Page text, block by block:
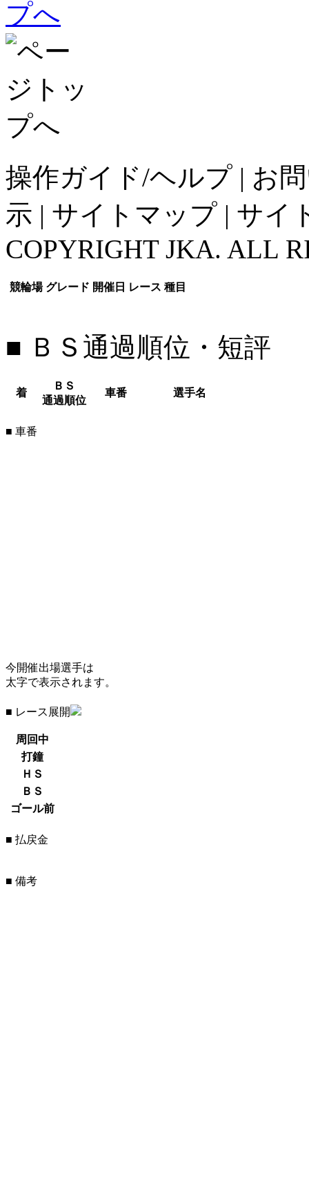
操作ガイド/ヘルプ | お
示 | サイトマップ | サイ
COPYRIGHT JKA. ALL
競輪場 グレード 開催日 レース 種目
■ ＢＳ通過順位・短評
着
ＢＳ
通過順位
車番 選手名
■ 車番
今開催出場選手は
太字で表示されます。
■ レース展開
周回中
打鐘
ＨＳ
ＢＳ
ゴール前
■ 払戻金
■ 備考